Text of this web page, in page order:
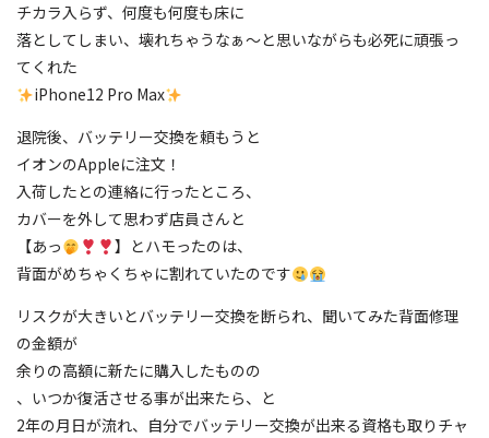
チカラ入らず、何度も何度も床に
落としてしまい、壊れちゃうなぁ〜と思いながらも必死に頑張っ
てくれた
iPhone12 Pro Max
退院後、バッテリー交換を頼もうと
イオンのAppleに注文！
入荷したとの連絡に行ったところ、
カバーを外して思わず店員さんと
【あっ
】とハモったのは、
背面がめちゃくちゃに割れていたのです
リスクが大きいとバッテリー交換を断られ、聞いてみた背面修理
の金額が
余りの高額に新たに購入したものの
、いつか復活させる事が出来たら、と
2年の月日が流れ、自分でバッテリー交換が出来る資格も取りチャ